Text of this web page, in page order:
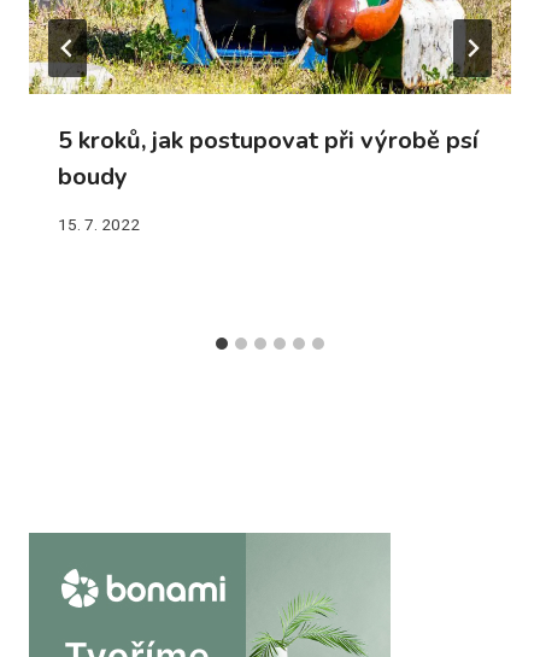
5 kroků, jak postupovat při výrobě psí
boudy
15. 7. 2022